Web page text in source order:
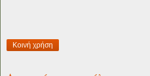
Κοινή χρήση